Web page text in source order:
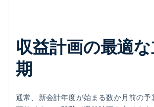
収益計画の最適
期
通常、新会計年度が始まる数か月前の